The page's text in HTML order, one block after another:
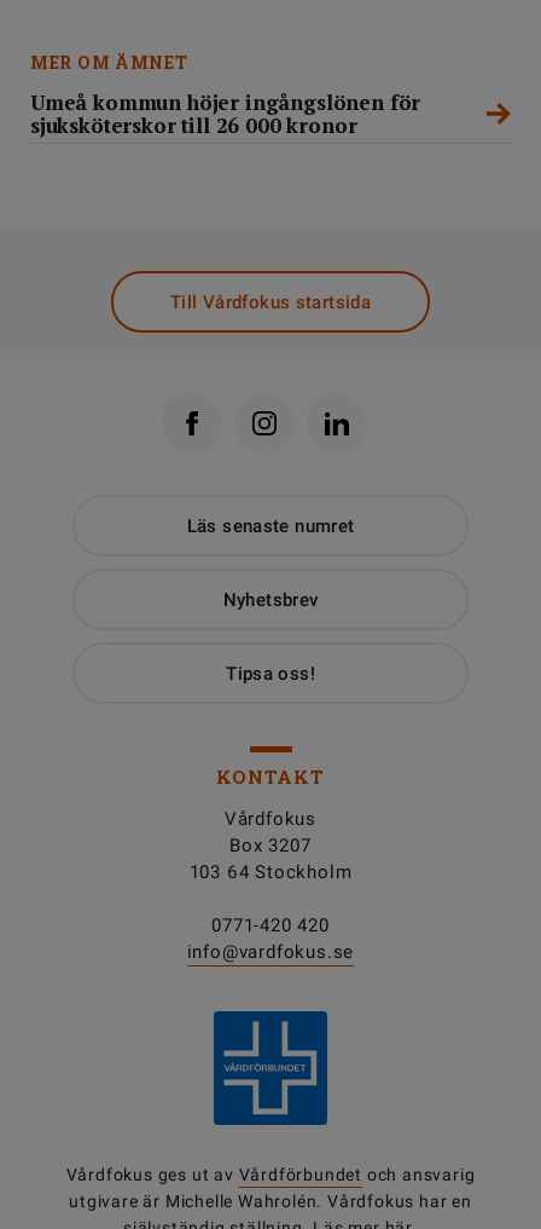
MER OM ÄMNET
Umeå kommun höjer ingångslönen för
sjuksköterskor till 26 000 kronor
Till Vårdfokus startsida
Läs senaste numret
Nyhetsbrev
Tipsa oss!
KONTAKT
Vårdfokus
Box 3207
103 64 Stockholm
0771-420 420
info@vardfokus.se
Vårdfokus ges ut av Vårdförbundet och ansvarig
utgivare är Michelle Wahrolén. Vårdfokus har en